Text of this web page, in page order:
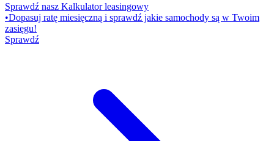
Sprawdź nasz Kalkulator leasingowy
•Dopasuj ratę miesięczną i sprawdź jakie samochody są w Twoim
zasięgu!
Sprawdź